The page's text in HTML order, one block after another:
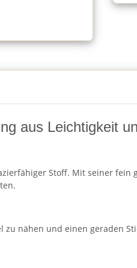
aus Leichtigkeit
Stoff. Mit seiner
nähen und einen geraden